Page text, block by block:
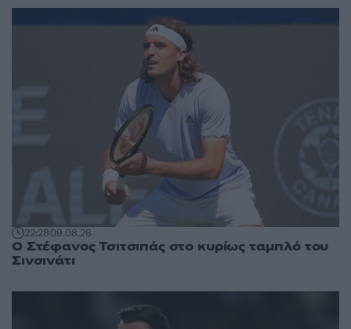
22:2809.08.26
Ο Στέφανος Τσιτσιπάς στο κυρίως ταμπλό του
Σινσινάτι